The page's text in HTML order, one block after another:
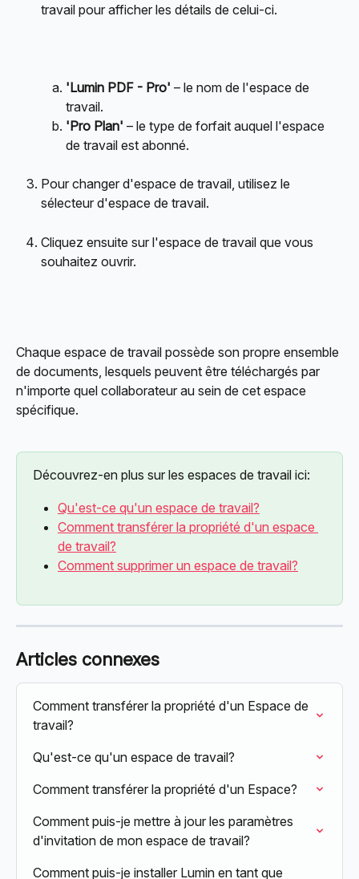
travail pour afficher les détails de celui-ci.
'Lumin PDF - Pro' – le nom de l'espace de
travail.
'Pro Plan' – le type de forfait auquel l'espace
de travail est abonné.
Pour changer d'espace de travail, utilisez le
sélecteur d'espace de travail.
Cliquez ensuite sur l'espace de travail que vous
souhaitez ouvrir.
Chaque espace de travail possède son propre ensemble
de documents, lesquels peuvent être téléchargés par
n'importe quel collaborateur au sein de cet espace
spécifique.
Découvrez-en plus sur les espaces de travail ici:
Qu'est-ce qu'un espace de travail?
Comment transférer la propriété d'un espace
de travail?
Comment supprimer un espace de travail?
Articles connexes
Comment transférer la propriété d'un Espace de
travail?
Qu'est-ce qu'un espace de travail?
Comment transférer la propriété d'un Espace?
Comment puis-je mettre à jour les paramètres
d'invitation de mon espace de travail?
Comment puis-je installer Lumin en tant que